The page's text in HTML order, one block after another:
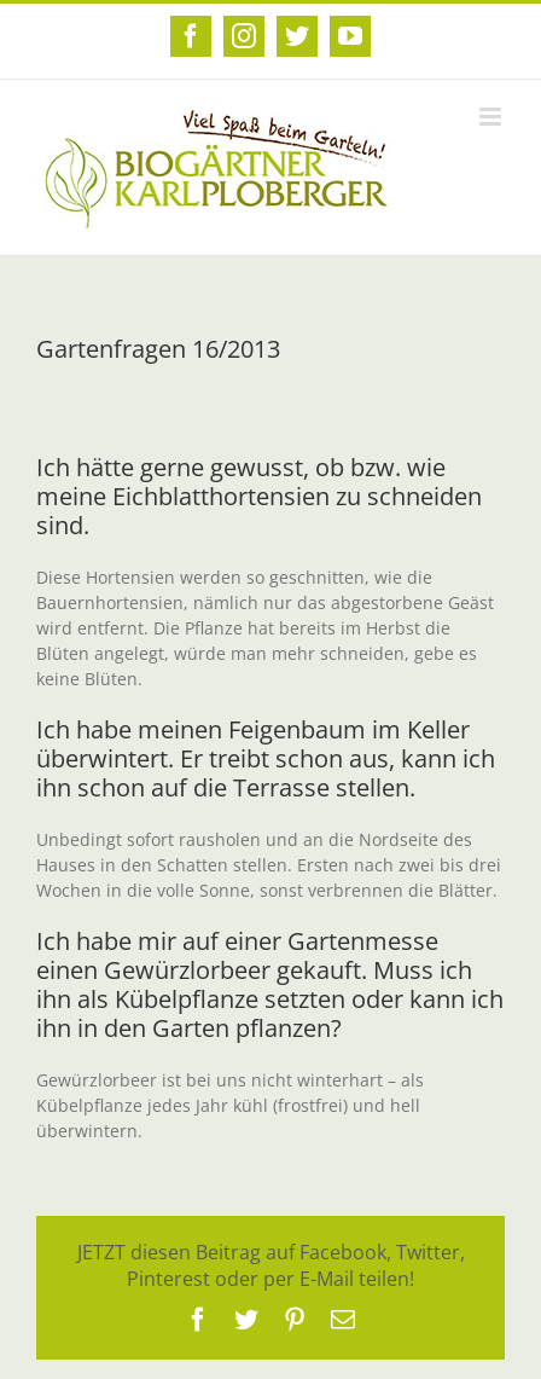
Zum
FacebookInstagram
TwitterYouTube
Gartenfragen 16/2013
Ich hätte gerne gewusst, ob bzw. wie
meine Eichblatthortensien zu schneiden
sind.
Diese Hortensien werden so geschnitten, wie die
Bauernhortensien, nämlich nur das abgestorbene Geäst
wird entfernt. Die Pflanze hat bereits im Herbst die
Blüten angelegt, würde man mehr schneiden, gebe es
keine Blüten.
Ich habe meinen Feigenbaum im Keller
überwintert. Er treibt schon aus, kann ich
ihn schon auf die Terrasse stellen.
Unbedingt sofort rausholen und an die Nordseite des
Hauses in den Schatten stellen. Ersten nach zwei bis drei
Wochen in die volle Sonne, sonst verbrennen die Blätter.
Ich habe mir auf einer Gartenmesse
einen Gewürzlorbeer gekauft. Muss ich
ihn als Kübelpflanze setzten oder kann ich
ihn in den Garten pflanzen?
Gewürzlorbeer ist bei uns nicht winterhart – als
Kübelpflanze jedes Jahr kühl (frostfrei) und hell
überwintern.
JETZT diesen Beitrag auf Facebook, Twitter,
Pinterest oder per E-Mail teilen!
Facebook
TwitterPinterest
E-